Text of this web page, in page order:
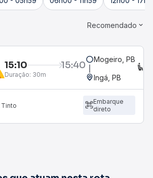
Recomendado
15:10 15:40
Duração: 30m
Mogeiro, PB
Ingá, PB
Tinto
Embarque
direto